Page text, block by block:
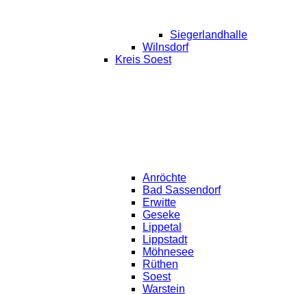
Siegerlandhalle
Wilnsdorf
Kreis Soest
Anröchte
Bad Sassendorf
Erwitte
Geseke
Lippetal
Lippstadt
Möhnesee
Rüthen
Soest
Warstein